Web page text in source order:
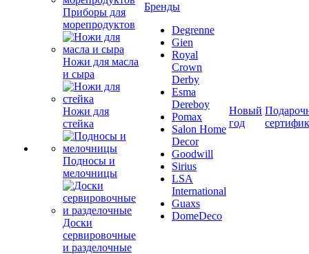
Приборы для
морепродуктов
Ножи для масла
и сыра
Ножи для
стейка
Подносы и
мелочницы
Доски
сервировочные
и разделочные
Бренды
Degrenne
Gien
Royal
Crown
Derby
Esma
Dereboy
Pomax
Salon Home
Decor
Goodwill
Sirius
LSA
International
Guaxs
DomeDeco
Новый
год